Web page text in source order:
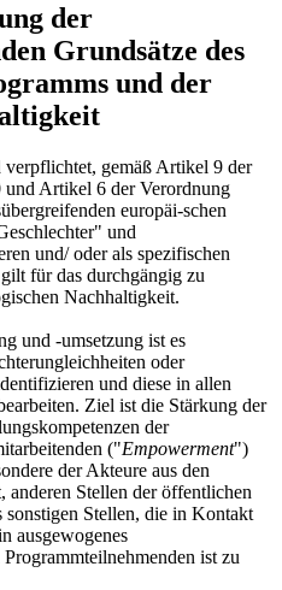
der
Grundsätze des
und der
gemäß Artikel 9 der
Artikel 6 der Verordnung
europäi-schen
und
und/ oder als spezifischen
für das durchgängig zu
Nachhaltigkeit.
und -umsetzung ist es
oder
und diese in allen
Ziel ist die Stärkung der
der
("Empowerment")
der Akteure aus den
Stellen der öffentlichen
Stellen, die in Kontakt
ausgewogenes
ist zu